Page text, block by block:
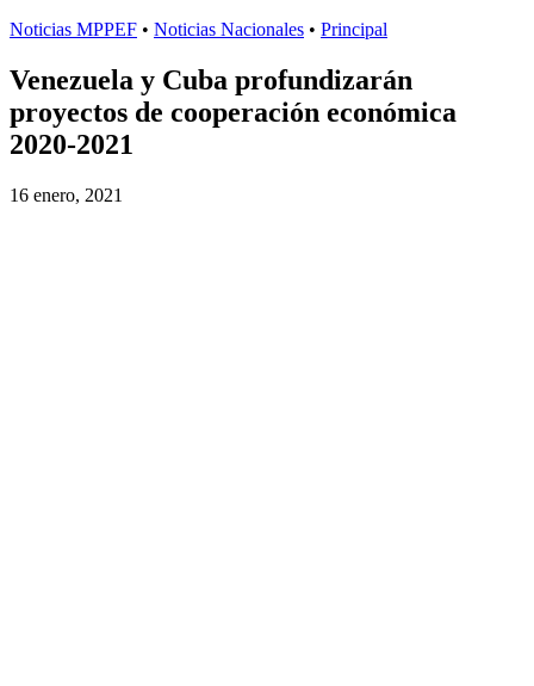
Noticias MPPEF • Noticias Nacionales • Principal
Venezuela y Cuba profundizarán
proyectos de cooperación económica
2020-2021
16 enero, 2021